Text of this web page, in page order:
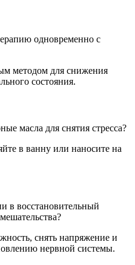
одновременно с
методом для снижения
состояния.
масла для снятия стресса?
в ванну или наносите на
в восстановительный
снять напряжение и
нервной системы.